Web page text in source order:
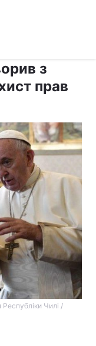
з
прав
Чилі /